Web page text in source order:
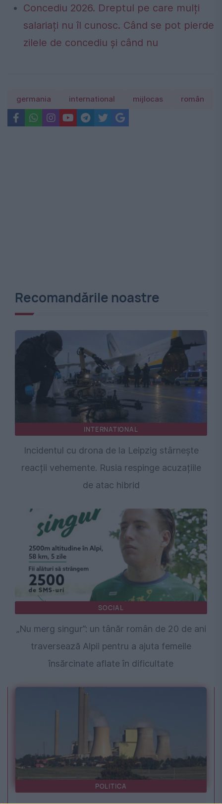
Concediu 2026. Dreptul pe care mulți
salariați nu îl cunosc. Când se pot pierde
zilele de concediu și când nu
germania international mijlocas român
Recomandările noastre
INTERNATIONAL
Incidentul cu drona de la Leipzig stârnește
reacții vehemente. Rusia respinge acuzațiile
de atac hibrid
SOCIAL
„Nu merg singur”: un tânăr român de 20 de ani
traversează Alpii pentru a ajuta femeile
însărcinate aflate în dificultate
POLITICA